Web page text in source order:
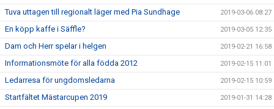
Tuva uttagen till regionalt läger med Pia Sundhage 2019-03-06 08:27
En köpp kaffe i Säffle? 2019-03-05 12:35
Dam och Herr spelar i helgen 2019-02-21 16:58
Informationsmöte för alla födda 2012 2019-02-15 11:01
Ledarresa för ungdomsledarna 2019-02-15 10:59
Startfältet Mästarcupen 2019 2019-01-31 14:28